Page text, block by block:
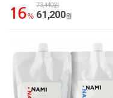
16 %
73,440원
61,200원